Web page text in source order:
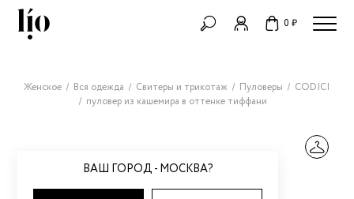
0 ₽
ВАШ ГОРОД - МОСКВА?
Женское Вся одежда Свитеры и трикотаж Пуловеры
CODICI
пуловер из кашемира в оттенке тиффани